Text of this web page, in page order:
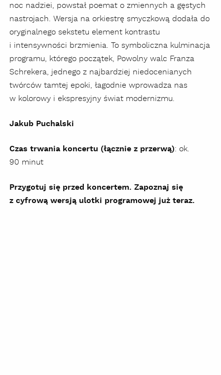
noc nadziei, powstał poemat o zmiennych a gęstych
nastrojach. Wersja na orkiestrę smyczkową dodała do
oryginalnego sekstetu element kontrastu
i intensywności brzmienia. To symboliczna kulminacja
programu, którego początek, Powolny walc Franza
Schrekera, jednego z najbardziej niedocenianych
twórców tamtej epoki, łagodnie wprowadza nas
w kolorowy i ekspresyjny świat modernizmu.
Jakub Puchalski
Czas trwania koncertu (łącznie z przerwą): ok.
90 minut
Przygotuj się przed koncertem. Zapoznaj się
z cyfrową wersją ulotki programowej już teraz.